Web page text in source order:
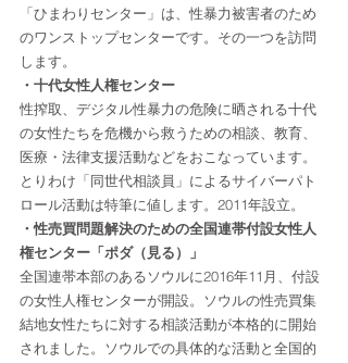
「ひまわりセンター」は、性暴力被害者のため
のワンストップセンターです。その一つを訪問
します。
・十代女性人権センター
性搾取、デジタル性暴力の危険に晒される十代
の女性たちを危機から救うための相談、教育、
医療・法律支援活動などをおこなっています。
とりわけ「同世代相談員」によるサイバーパト
ロール活動は特筆に値します。2011年設立。
・性売買問題解決のための全国連帯付設女性人
権センター「ポダ（見る）」
全国連帯本部のあるソウルに2016年11月、付設
の女性人権センターが開設。ソウルの性売買集
結地女性たちに対する相談活動が本格的に開始
されました。ソウルでの具体的な活動と全国的